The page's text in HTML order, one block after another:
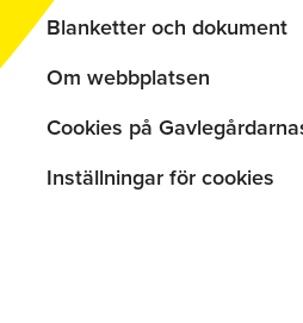
Blanketter och dokument
Om webbplatsen
Cookies på
Inställningar för cookies